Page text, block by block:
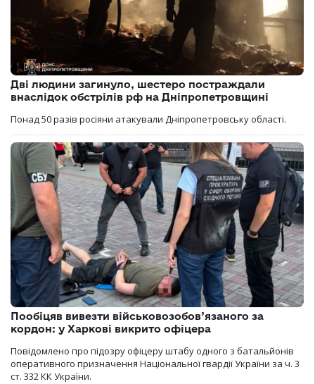
Дві людини загинуло, шестеро постраждали
внаслідок обстрілів рф на Дніпропетровщині
Понад 50 разів росіяни атакували Дніпропетровську області.
Пообіцяв вивезти військовозобов’язаного за
кордон: у Харкові викрито офіцера
Повідомлено про підозру офіцеру штабу одного з батальйонів
оперативного призначення Національної гвардії України за ч. 3
ст. 332 КК України.